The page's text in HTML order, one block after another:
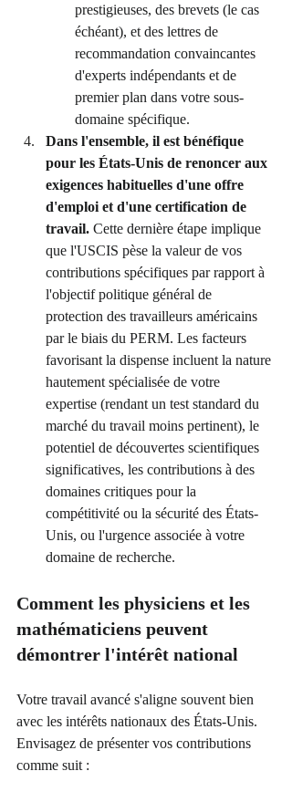
prestigieuses, des brevets (le cas
échéant), et des lettres de
recommandation convaincantes
d'experts indépendants et de
premier plan dans votre sous-
domaine spécifique.
Dans l'ensemble, il est bénéfique
pour les États-Unis de renoncer aux
exigences habituelles d'une offre
d'emploi et d'une certification de
travail. Cette dernière étape implique
que l'USCIS pèse la valeur de vos
contributions spécifiques par rapport à
l'objectif politique général de
protection des travailleurs américains
par le biais du PERM. Les facteurs
favorisant la dispense incluent la nature
hautement spécialisée de votre
expertise (rendant un test standard du
marché du travail moins pertinent), le
potentiel de découvertes scientifiques
significatives, les contributions à des
domaines critiques pour la
compétitivité ou la sécurité des États-
Unis, ou l'urgence associée à votre
domaine de recherche.
Comment les physiciens et les
mathématiciens peuvent
démontrer l'intérêt national
Votre travail avancé s'aligne souvent bien
avec les intérêts nationaux des États-Unis.
Envisagez de présenter vos contributions
comme suit :